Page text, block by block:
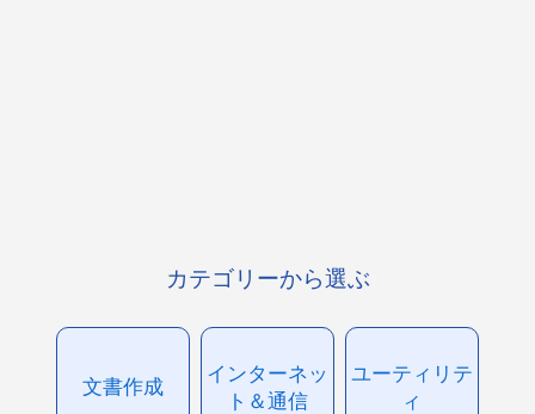
カテゴリーから選ぶ
文書作成
インターネッ
ト＆通信
ユーティリテ
ィ